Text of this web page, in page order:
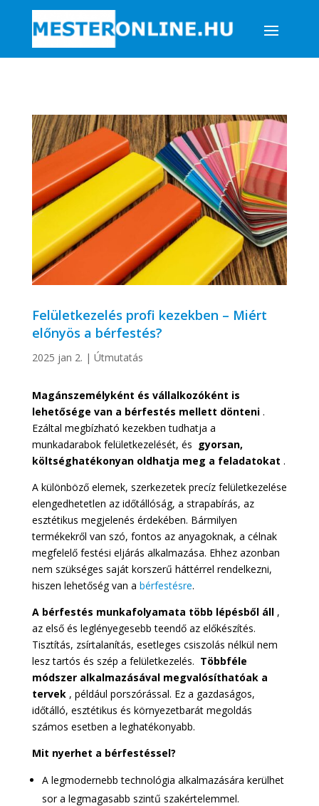
Felületkezelés profi kezekben – Miért
előnyös a bérfestés?
2025 jan 2. | Útmutatás
Magánszemélyként és vállalkozóként is
lehetősége van a bérfestés mellett dönteni .
Ezáltal megbízható kezekben tudhatja a
munkadarabok felületkezelését, és gyorsan,
költséghatékonyan oldhatja meg a feladatokat .
A különböző elemek, szerkezetek precíz felületkezelése
elengedhetetlen az időtállóság, a strapabírás, az
esztétikus megjelenés érdekében. Bármilyen
termékekről van szó, fontos az anyagoknak, a célnak
megfelelő festési eljárás alkalmazása. Ehhez azonban
nem szükséges saját korszerű háttérrel rendelkezni,
hiszen lehetőség van a bérfestésre.
A bérfestés munkafolyamata több lépésből áll ,
az első és leglényegesebb teendő az előkészítés.
Tisztítás, zsírtalanítás, esetleges csiszolás nélkül nem
lesz tartós és szép a felületkezelés. Többféle
módszer alkalmazásával megvalósíthatóak a
tervek , például porszórással. Ez a gazdaságos,
időtálló, esztétikus és környezetbarát megoldás
számos esetben a leghatékonyabb.
Mit nyerhet a bérfestéssel?
A legmodernebb technológia alkalmazására kerülhet
sor a legmagasabb szintű szakértelemmel.